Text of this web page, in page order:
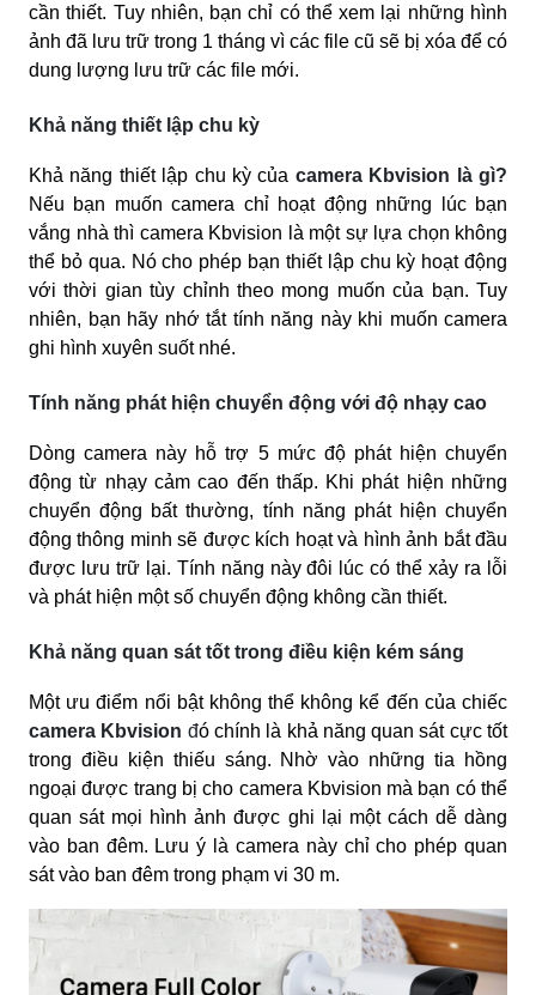
cần thiết. Tuy nhiên, bạn chỉ có thể xem lại những hình
ảnh đã lưu trữ trong 1 tháng vì các file cũ sẽ bị xóa để có
dung lượng lưu trữ các file mới.
Khả năng thiết lập chu kỳ
Khả năng thiết lập chu kỳ của camera Kbvision là gì?
Nếu bạn muốn camera chỉ hoạt động những lúc bạn
vắng nhà thì camera Kbvision là một sự lựa chọn không
thể bỏ qua. Nó cho phép bạn thiết lập chu kỳ hoạt động
với thời gian tùy chỉnh theo mong muốn của bạn. Tuy
nhiên, bạn hãy nhớ tắt tính năng này khi muốn camera
ghi hình xuyên suốt nhé.
Tính năng phát hiện chuyển động với độ nhạy cao
Dòng camera này hỗ trợ 5 mức độ phát hiện chuyển
động từ nhạy cảm cao đến thấp. Khi phát hiện những
chuyển động bất thường, tính năng phát hiện chuyển
động thông minh sẽ được kích hoạt và hình ảnh bắt đầu
được lưu trữ lại. Tính năng này đôi lúc có thể xảy ra lỗi
và phát hiện một số chuyển động không cần thiết.
Khả năng quan sát tốt trong điều kiện kém sáng
Một ưu điểm nổi bật không thể không kể đến của chiếc
camera Kbvision đó chính là khả năng quan sát cực tốt
trong điều kiện thiếu sáng. Nhờ vào những tia hồng
ngoại được trang bị cho camera Kbvision mà bạn có thể
quan sát mọi hình ảnh được ghi lại một cách dễ dàng
vào ban đêm. Lưu ý là camera này chỉ cho phép quan
sát vào ban đêm trong phạm vi 30 m.